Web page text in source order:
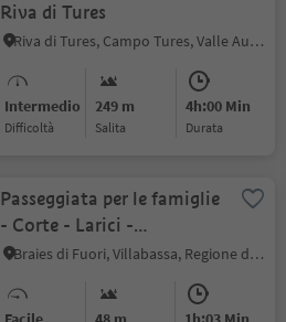
Riva di Tures
Riva di Tures, Campo Tures, Valle Aurina
Intermedio
Difficoltà
249 m
Salita
4h:00 Min
durata
Passeggiata per le famiglie
- Corte - Larici -
Villabassa
Braies di Fuori, Villabassa, Regione dolomitica 3 Cime